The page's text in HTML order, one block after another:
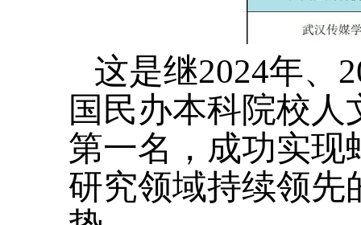
这是继2024年、
国民办本科院校
第一名，成功实现
研究领域持续领先